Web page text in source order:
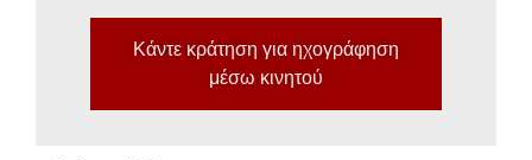
Κάντε κράτηση για ηχογράφηση
μέσω κινητού